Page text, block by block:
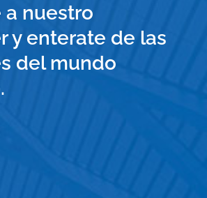
a nuestro
y enterate de las
del mundo